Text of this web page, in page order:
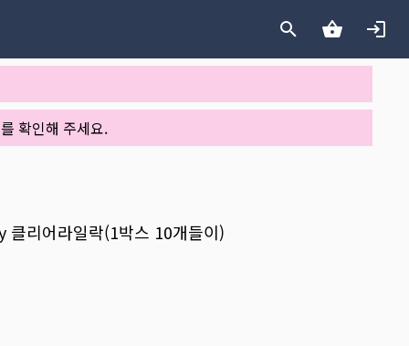
확인해 주세요.
클리어라일락(1박스 10개들이)